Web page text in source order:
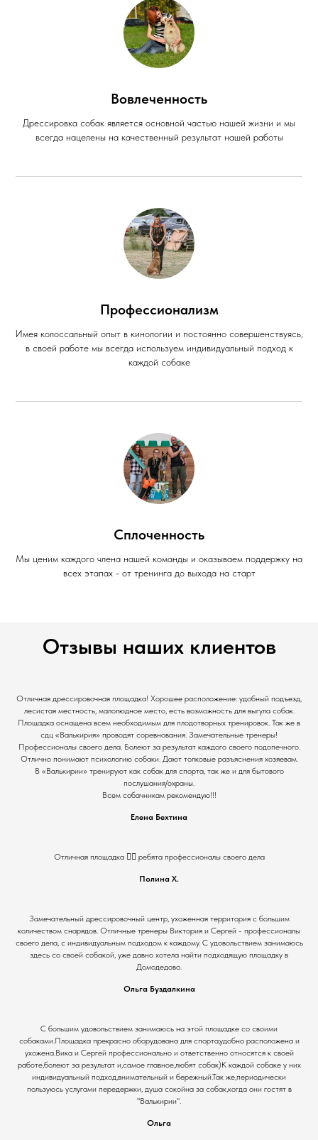
Вовлеченность
Дрессировка собак является основной частью нашей жизни и мы
всегда нацелены на качественный результат нашей работы
Профессионализм
Имея колоссальный опыт в кинологии и постоянно совершенствуясь,
в своей работе мы всегда используем индивидуальный подход к
каждой собаке
Сплоченность
Мы ценим каждого члена нашей команды и оказываем поддержку на
всех этапах - от тренинга до выхода на старт
Отзывы наших клиентов
Отличная дрессировочная площадка! Хорошее расположение: удобный подъезд,
лесистая местность, малолюдное место, есть возможность для выгула собак.
Площадка оснащена всем необходимым для плодотворных тренировок. Так же в
сдц «Валькирия» проводят соревнования. Замечательные тренеры!
Профессионалы своего дела. Болеют за результат каждого своего подопечного.
Отлично понимают психологию собаки. Дают толковые разъяснения хозяевам.
В «Валькирии» тренируют как собак для спорта, так же и для бытового
послушания/охраны.
Всем собачникам рекомендую!!!
Елена Бехтина
Отличная площадка 👍🏻 ребята профессионалы своего дела
Полина Х.
Замечательный дрессировочный центр, ухоженная территория с большим
количеством снарядов. Отличные тренеры Виктория и Сергей - профессионалы
своего дела, с индивидуальным подходом к каждому. С удовольствием занимаюсь
здесь со своей собакой, уже давно хотела найти подходящую площадку в
Домодедово.
Ольга Буздалкина
С большим удовольствием занимаюсь на этой площадке со своими
собаками.Площадка прекрасно оборудована для спорта,удобно расположена и
ухожена.Вика и Сергей профессионально и ответственно относятся к своей
работе,болеют за результат и,самое главное,любят собак)К каждой собаке у них
индивидуальный подход,внимательный и бережный.Так же,периодически
пользуюсь услугами передержки, душа сокойна за собак,когда они гостят в
"Валькирии".
Ольга